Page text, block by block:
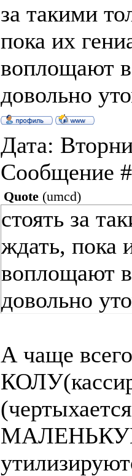
за такими
пока их
воплощают
довольно
Дата:
Сообщение
Quote (umcd)
стоять за
ждать, пока
воплощают
довольно
А чаще